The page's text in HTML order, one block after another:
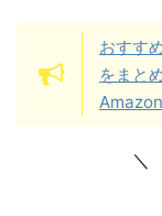
おすす
をまと
＼